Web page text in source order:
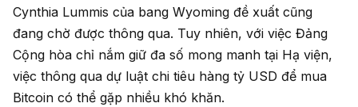
Cynthia Lummis của bang Wyoming đề xuất cũng
đang chờ được thông qua. Tuy nhiên, với việc Đảng
Cộng hòa chỉ nắm giữ đa số mong manh tại Hạ viện,
việc thông qua dự luật chi tiêu hàng tỷ USD để mua
Bitcoin có thể gặp nhiều khó khăn.